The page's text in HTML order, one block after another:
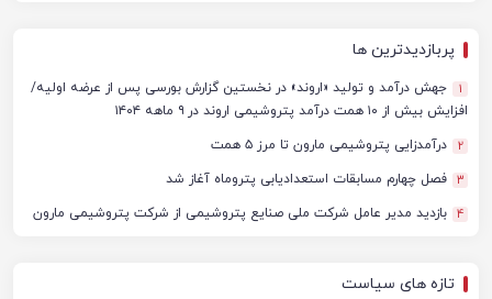
پربازدیدترین ها
1
جهش درآمد و تولید «اروند» در نخستین گزارش بورسی پس از عرضه اولیه/
افزایش بیش از ۱۰ همت درآمد پتروشیمی اروند در ۹ ماهه ۱۴۰۴
2 درآمدزایی پتروشیمی مارون تا مرز ۵ همت
3 فصل چهارم مسابقات استعدادیابی پتروماه آغاز شد
4 بازدید مدیر عامل شرکت ملی صنایع پتروشیمی از شرکت پتروشیمی مارون
تازه های سیاست